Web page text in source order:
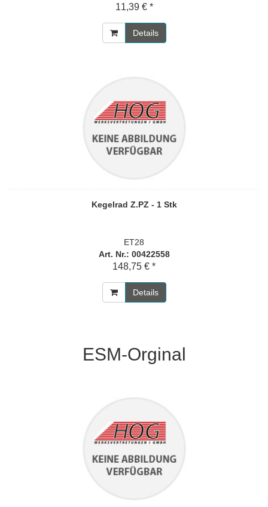
11,39 € *
Details
Kegelrad Z.PZ - 1 Stk
ET28
Art. Nr.: 00422558
148,75 € *
Details
ESM-Orginal